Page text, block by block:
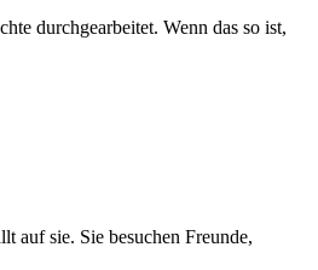
durchgearbeitet. Wenn das so ist,
auf sie. Sie besuchen Freunde,